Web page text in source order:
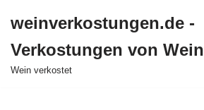
Inhalt
springen
weinverkostungen.de -
Verkostungen von Wein
Wein verkostet